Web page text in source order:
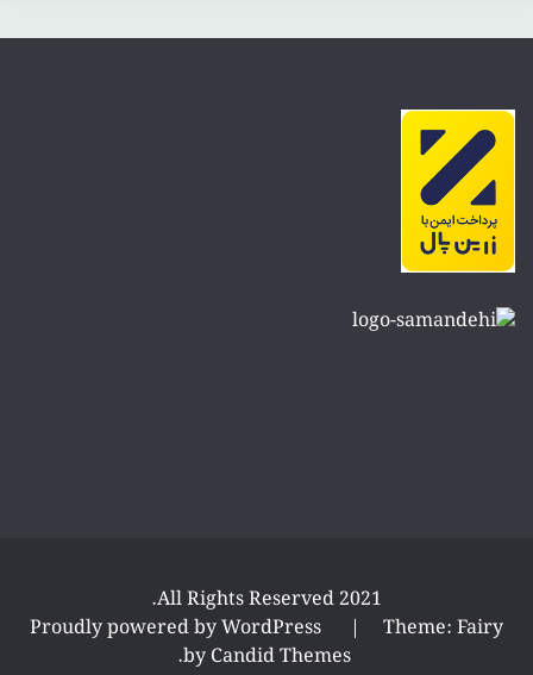
All Rights Reserved 2021.
Proudly powered by WordPress
|
Theme: Fairy
byCandid Themes
.